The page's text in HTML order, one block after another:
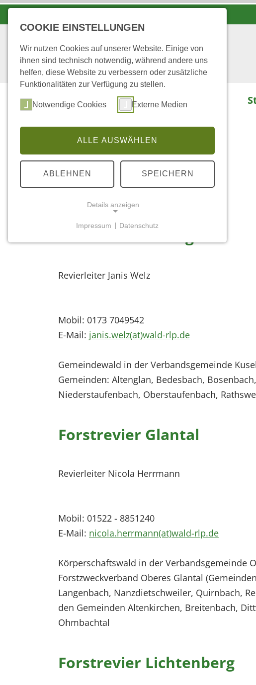
STARTSEITE ... IN DEN REVIEREN
in den Revieren
Forstrevier Altenglan
Revierleiter Janis Welz
Mobil: 0173 7049542
E-Mail: janis.welz(at)wald-rlp.de
Gemeindewald in der Verbandsgemeinde
Gemeinden: Altenglan, Bedesbach,
Niederstaufenbach, Oberstaufenbach,
Forstrevier Glantal
Revierleiter Nicola Herrmann
Mobil: 01522 - 8851240
E-Mail: nicola.herrmann(at)wald-rlp.de
Körperschaftswald in der Verbandsgemeinde
Forstzweckverband Oberes Glantal
Langenbach, Nanzdietschweiler, Quirnbach,
den Gemeinden Altenkirchen, Breitenbach,
Ohmbachtal
Forstrevier Lichtenberg
COOKIE EINSTELLUNGEN
Wir nutzen Cookies auf unserer Website. Einige von
ihnen sind technisch notwendig, während andere uns
helfen, diese Website zu verbessern oder zusätzliche
Funktionalitäten zur Verfügung zu stellen.
Notwendige Cookies Externe Medien
ALLE AUSWÄHLEN
ABLEHNEN SPEICHERN
Details anzeigen
der Website erforderlich.
ausgewählten Einverständnis-
Optionen des Benutzers
Um Inhalte von Videoplattformen und Social Media
YouTube
Impressum | Datenschutz